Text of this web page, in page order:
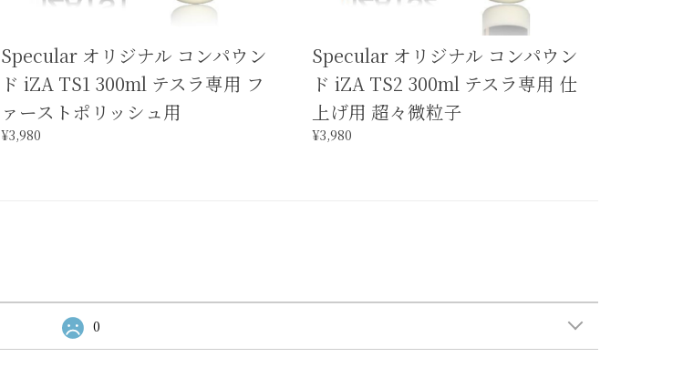
Specular オリジナル コンパウン
ド iZA TS1 300ml テスラ専用 フ
ァーストポリッシュ用
¥3,980
Specular オリジナル コンパウン
ド iZA TS2 300ml テスラ専用 仕
上げ用 超々微粒子
¥3,980
0